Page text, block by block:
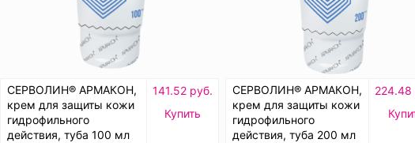
СЕРВОЛИН® АРМАКОН,
крем для защиты кожи
гидрофильного
действия, туба 100 мл
141.52 руб.
Купить
СЕРВОЛИН® АРМАКОН,
крем для защиты кожи
гидрофильного
действия, туба 200 мл
224.48